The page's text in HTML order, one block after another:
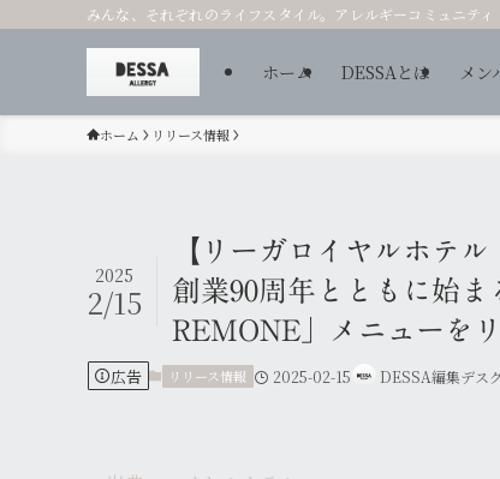
みんな、それぞれのライフスタイル。アレルギーコミュニティ
ホーム DESSAとは メン
ホーム リリース情報
【リーガロイヤルホテル
創業90周年とともに始
REMONE」メニューを
2025
2/15
広告 リリース情報 2025-02-15 DESSA編集デスク